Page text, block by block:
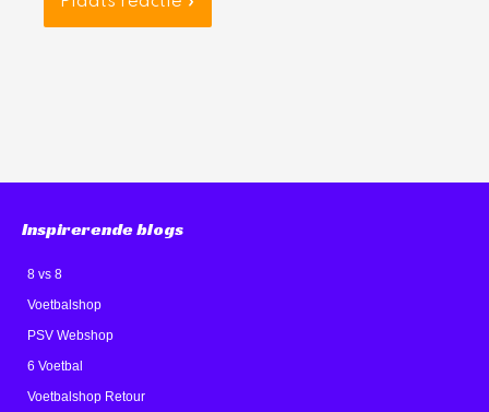
Inspirerende blogs
8 vs 8
Voetbalshop
PSV Webshop
6 Voetbal
Voetbalshop Retour